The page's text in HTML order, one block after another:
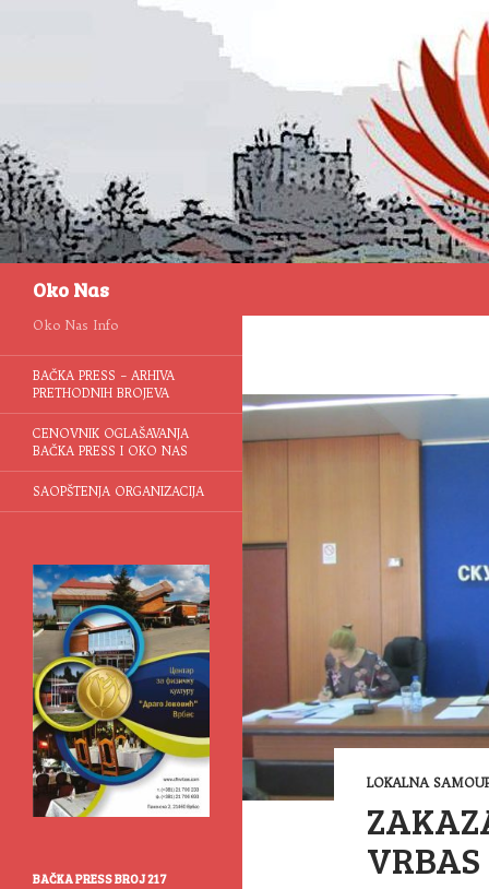
Oko Nas
LOKALNA
VRBAS
Oko Nas Info
BAČKA PRESS – ARHIVA
PRETHODNIH BROJEVA
CENOVNIK OGLAŠAVANJA
BAČKA PRESS I OKO NAS
SAOPŠTENJA ORGANIZACIJA
BAČKA PRESS BROJ 217